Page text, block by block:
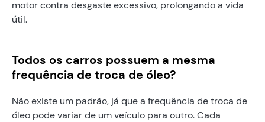
motor contra desgaste excessivo, prolongando a vida
útil.
Todos os carros possuem a mesma
frequência de troca de óleo?
Não existe um padrão, já que a frequência de troca de
óleo pode variar de um veículo para outro. Cada